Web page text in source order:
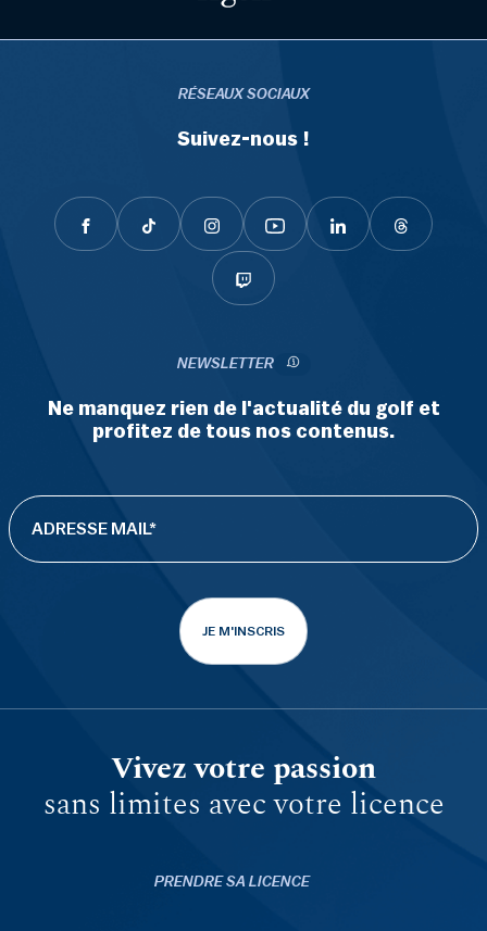
RÉSEAUX SOCIAUX
Suivez-nous !
NEWSLETTER
Ne manquez rien de l'actualité du golf et
profitez de tous nos contenus.
JE M'INSCRIS
Vivez votre passion
sans limites avec votre licence
PRENDRE SA LICENCE